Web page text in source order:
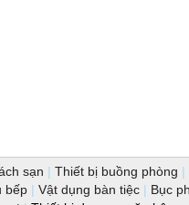
sạn | Thiết bị buồng phòng |
bếp | Vật dụng bàn tiệc | Bục